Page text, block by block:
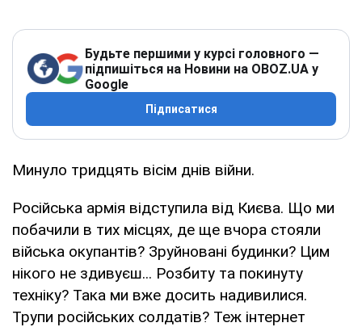
Будьте першими у курсі головного —
підпишіться на Новини на OBOZ.UA у
Google
Підписатися
Минуло тридцять вісім днів війни.
Російська армія відступила від Києва. Що ми
побачили в тих місцях, де ще вчора стояли
війська окупантів? Зруйновані будинки? Цим
нікого не здивуєш... Розбиту та покинуту
техніку? Така ми вже досить надивилися.
Трупи російських солдатів? Теж інтернет